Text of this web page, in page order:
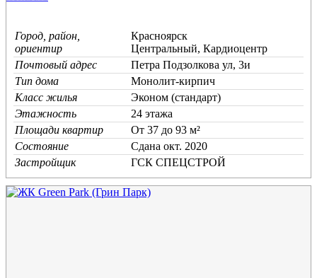
Город, район,
ориентир
Красноярск
Центральный, Кардиоцентр
Почтовый адрес
Петра Подзолкова ул, 3и
Тип дома
Монолит-кирпич
Класс жилья
Эконом (стандарт)
Этажность
24 этажа
Площади квартир
От 37 до 93 м²
Состояние
Cдана окт. 2020
Застройщик
ГСК СПЕЦСТРОЙ